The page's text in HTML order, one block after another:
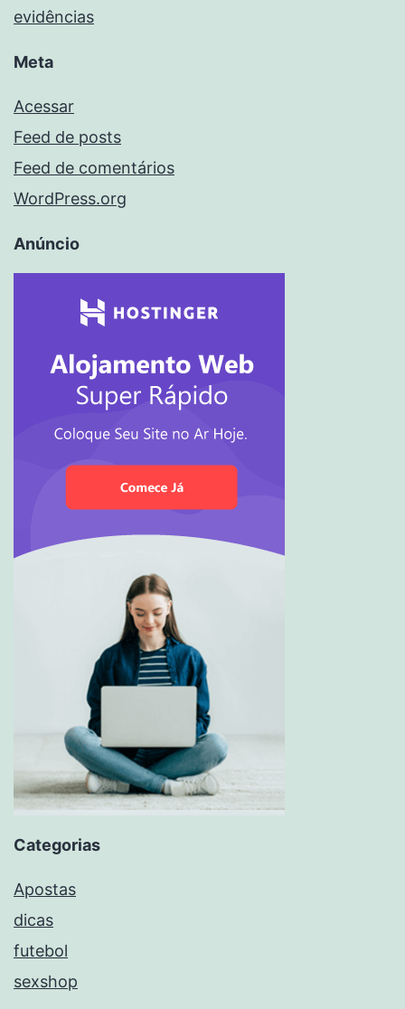
evidências
Meta
Acessar
Feed de posts
Feed de comentários
WordPress.org
Anúncio
Categorias
Apostas
dicas
futebol
sexshop